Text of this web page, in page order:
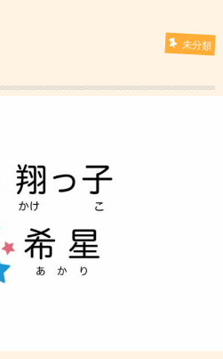
未分類